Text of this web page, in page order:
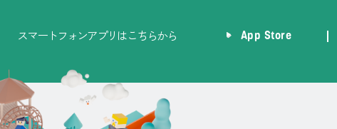
スマートフォンアプリはこちらから App Store